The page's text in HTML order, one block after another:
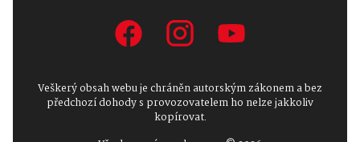
Veškerý obsah webu je chráněn autorským zákonem a bez
předchozí dohody s provozovatelem ho nelze jakkoliv
kopírovat.